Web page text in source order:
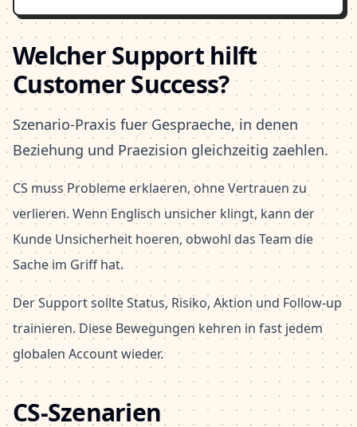
Welcher Support hilft
Customer Success?
Szenario-Praxis fuer Gespraeche, in denen
Beziehung und Praezision gleichzeitig zaehlen.
CS muss Probleme erklaeren, ohne Vertrauen zu
verlieren. Wenn Englisch unsicher klingt, kann der
Kunde Unsicherheit hoeren, obwohl das Team die
Sache im Griff hat.
Der Support sollte Status, Risiko, Aktion und Follow-up
trainieren. Diese Bewegungen kehren in fast jedem
globalen Account wieder.
CS-Szenarien